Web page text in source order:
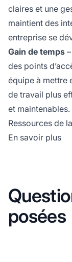
claires et une
maintient des
entreprise se
Gain de temps
des points
équipe à mettre
de travail plus
et maintenables.
Ressources de
En savoir plus
posées